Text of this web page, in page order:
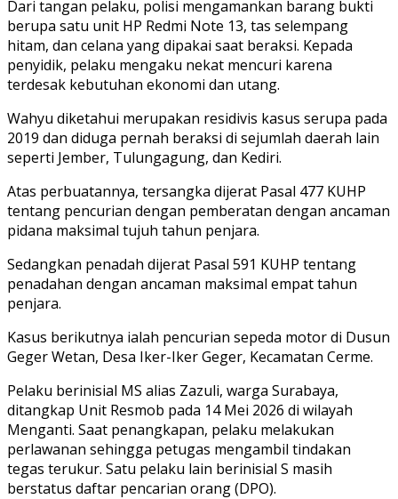
Dari tangan pelaku, polisi mengamankan barang bukti
berupa satu unit HP Redmi Note 13, tas selempang
hitam, dan celana yang dipakai saat beraksi. Kepada
penyidik, pelaku mengaku nekat mencuri karena
terdesak kebutuhan ekonomi dan utang.
Wahyu diketahui merupakan residivis kasus serupa pada
2019 dan diduga pernah beraksi di sejumlah daerah lain
seperti Jember, Tulungagung, dan Kediri.
Atas perbuatannya, tersangka dijerat Pasal 477 KUHP
tentang pencurian dengan pemberatan dengan ancaman
pidana maksimal tujuh tahun penjara.
Sedangkan penadah dijerat Pasal 591 KUHP tentang
penadahan dengan ancaman maksimal empat tahun
penjara.
Kasus berikutnya ialah pencurian sepeda motor di Dusun
Geger Wetan, Desa Iker-Iker Geger, Kecamatan Cerme.
Pelaku berinisial MS alias Zazuli, warga Surabaya,
ditangkap Unit Resmob pada 14 Mei 2026 di wilayah
Menganti. Saat penangkapan, pelaku melakukan
perlawanan sehingga petugas mengambil tindakan
tegas terukur. Satu pelaku lain berinisial S masih
berstatus daftar pencarian orang (DPO).